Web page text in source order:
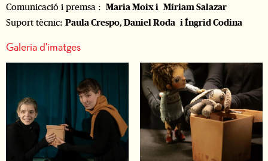
Comunicació i premsa : Maria Moix i Míriam Salazar
Suport tècnic: Paula Crespo, Daniel Roda i Íngrid Codina
Galeria d'imatges